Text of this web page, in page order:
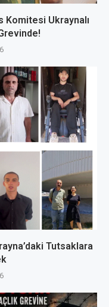
Komitesi Ukraynalı
Tutsaklara